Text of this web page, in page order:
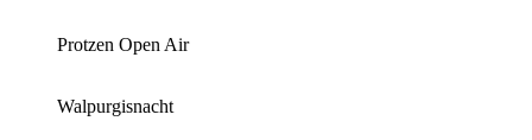
Protzen Open Air
Walpurgisnacht